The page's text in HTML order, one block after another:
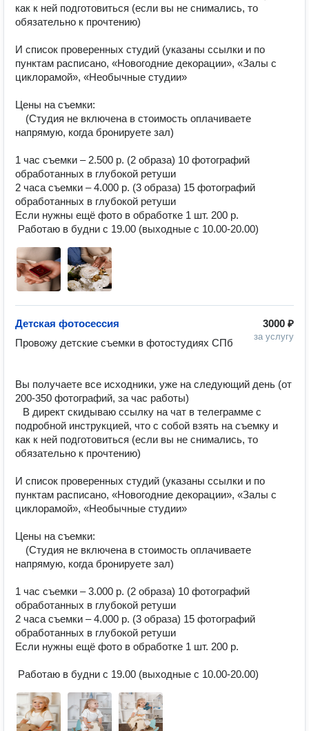
как к ней подготовиться (если вы не снимались, то
обязательно к прочтению) ⠀ ⠀
И список проверенных студий (указаны ссылки и по
пунктам расписано, «Новогодние декорации», «Залы с
циклорамой», «Необычные студии» ⠀
Цены на съемки: ⠀
⠀ (Студия не включена в стоимость оплачиваете
напрямую, когда бронируете зал) ⠀
1 час съемки – 2.500 р. (2 образа) 10 фотографий
обработанных в глубокой ретуши
2 часа съемки – 4.000 р. (3 образа) 15 фотографий
обработанных в глубокой ретуши
Если нужны ещё фото в обработке 1 шт. 200 р.
Работаю в будни с 19.00 (выходные с 10.00-20.00)
3000 ₽
за услугу
Детская фотосессия
Провожу детские съемки в фотостудиях СПб
Вы получаете все исходники, уже на следующий день (от
200-350 фотографий, за час работы) ⠀ ⠀
⠀В директ скидываю ссылку на чат в телеграмме с
подробной инструкцией, что с собой взять на съемку и
как к ней подготовиться (если вы не снимались, то
обязательно к прочтению) ⠀ ⠀
И список проверенных студий (указаны ссылки и по
пунктам расписано, «Новогодние декорации», «Залы с
циклорамой», «Необычные студии» ⠀
Цены на съемки: ⠀
⠀ (Студия не включена в стоимость оплачиваете
напрямую, когда бронируете зал) ⠀
1 час съемки – 3.000 р. (2 образа) 10 фотографий
обработанных в глубокой ретуши
2 часа съемки – 4.000 р. (3 образа) 15 фотографий
обработанных в глубокой ретуши
Если нужны ещё фото в обработке 1 шт. 200 р.
Работаю в будни с 19.00 (выходные с 10.00-20.00)